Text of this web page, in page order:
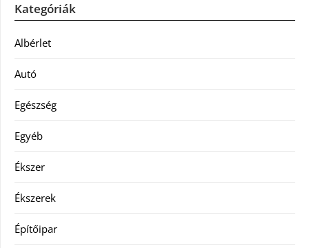
Kategóriák
Albérlet
Autó
Egészség
Egyéb
Ékszer
Ékszerek
Építőipar